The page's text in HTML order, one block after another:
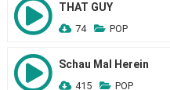
THAT GUY
74 POP
Schau Mal Herein
415 POP